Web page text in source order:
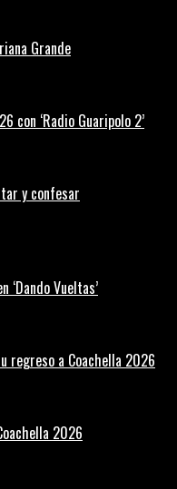
Grande
con ‘Radio Guaripolo 2’
y confesar
‘Dando Vueltas’
regreso a Coachella 2026
2026